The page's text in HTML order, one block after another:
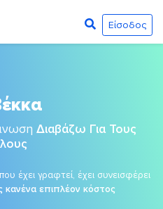
Είσοδος
Διαβάζω Για Τους
έχει γραφτεί, έχει συνεισφέρει
κανένα επιπλέον κόστος